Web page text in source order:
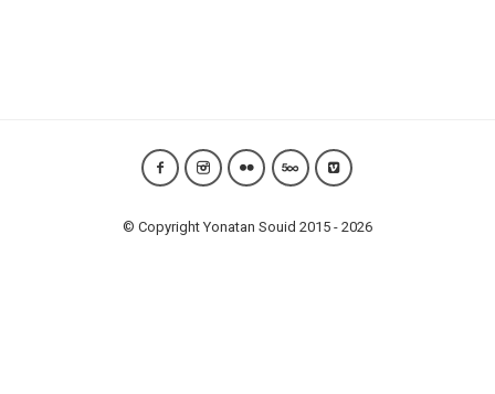
© Copyright Yonatan Souid 2015 - 2026